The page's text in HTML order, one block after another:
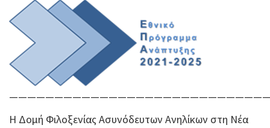
Η Δομή Φιλοξενίας Ασυνόδευτων Aνηλίκων στη Νέα